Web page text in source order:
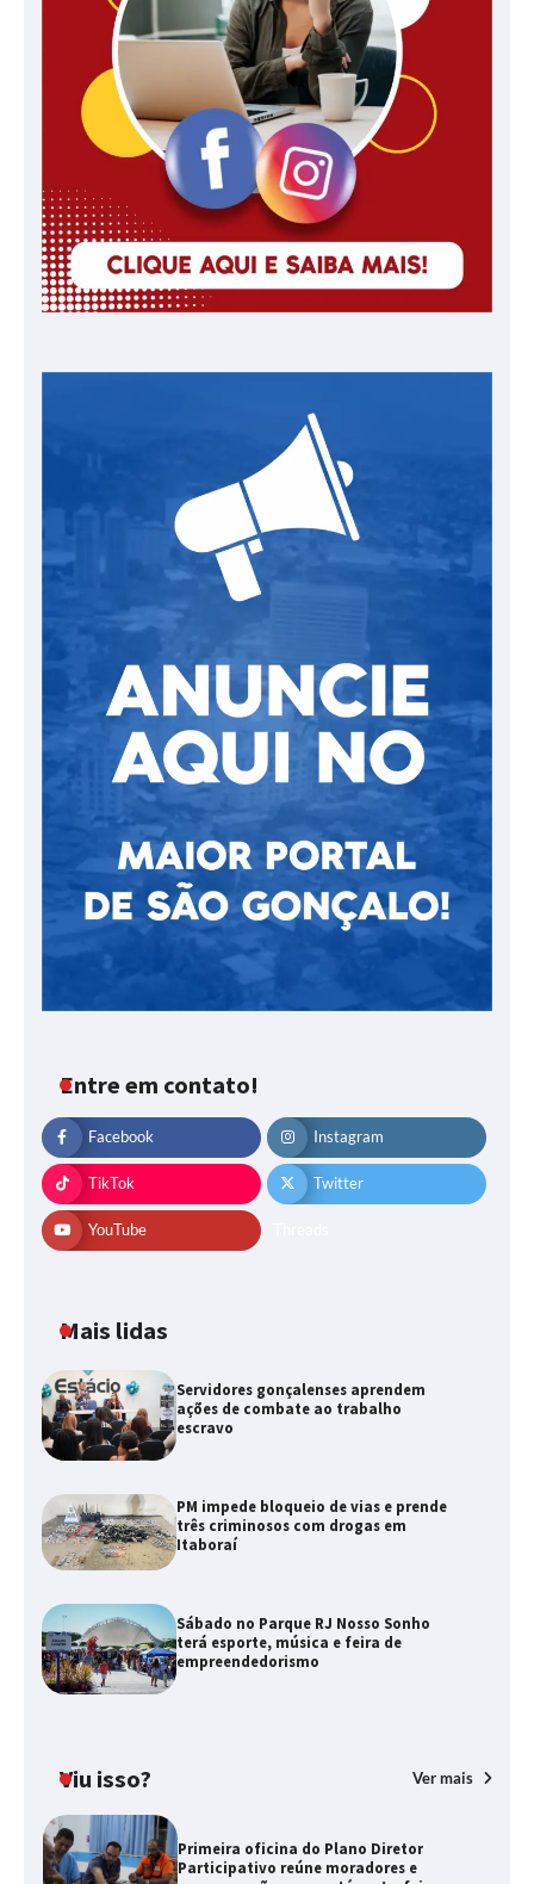
Entre em contato!
Facebook Instagram
TikTok Twitter
YouTube
Mais lidas
Servidores gonçalenses aprendem
ações de combate ao trabalho
escravo
PM impede bloqueio de vias e prende
três criminosos com drogas em
Itaboraí
Sábado no Parque RJ Nosso Sonho
terá esporte, música e feira de
empreendedorismo
Viu isso? Ver mais
Primeira oficina do Plano Diretor
Participativo reúne moradores e